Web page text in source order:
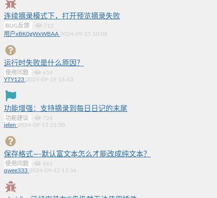
连续摘录模式下，打开预览摘录失败
BUG反馈 ·
711
用户xBK0gWxWBAA 2024-09-25 10:08
运行时失败是什么原因？
使用问题 ·
654
YTY123 2024-09-19 16:43
功能增强：支持摘录到每日日记的末尾
功能建议 ·
724
jelen 2024-09-15 21:30
保存格式—-默认富文本怎么才能改成纯文本？
使用问题 ·
661
qwee333 2024-09-12 13:36